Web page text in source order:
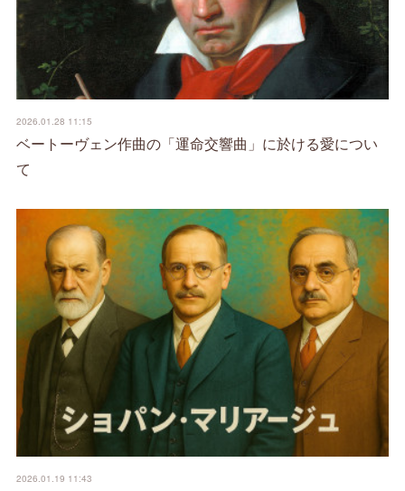
2026.01.28 11:15
ベートーヴェン作曲の「運命交響曲」に於ける愛につい
て
2026.01.19 11:43